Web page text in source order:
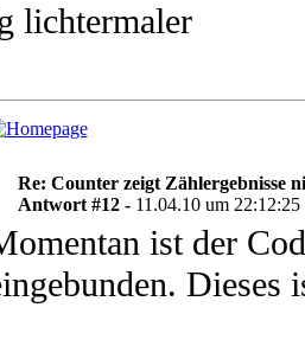
lichtermaler
Re: Counter zeigt Zählergebnisse
Antwort #12 - 11.04.10 um 22:12:25
ist der
Dieses